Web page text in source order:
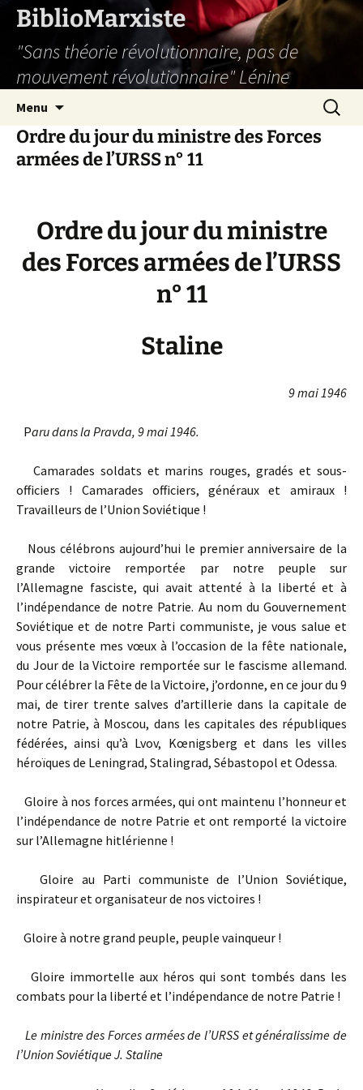
Aller
contenu
BiblioMarxiste
"Sans théorie révolutionnaire, pas de
mouvement révolutionnaire" Lénine
Menu
Ordre du jour du ministre des Forces
armées de l’URSS n° 11
Ordre du jour du ministre
des Forces armées de l’URSS
n° 11
Staline
9 mai 1946
Paru dans la Pravda, 9 mai 1946.
Camarades soldats et marins rouges, gradés et sous-
officiers ! Camarades officiers, généraux et amiraux !
Travailleurs de l’Union Soviétique !
Nous célébrons aujourd’hui le premier anniversaire de la
grande victoire remportée par notre peuple sur
l’Allemagne fasciste, qui avait attenté à la liberté et à
l’indépendance de notre Patrie. Au nom du Gouvernement
Soviétique et de notre Parti communiste, je vous salue et
vous présente mes vœux à l’occasion de la fête nationale,
du Jour de la Victoire remportée sur le fascisme allemand.
Pour célébrer la Fête de la Victoire, j’ordonne, en ce jour du 9
mai, de tirer trente salves d’artillerie dans la capitale de
notre Patrie, à Moscou, dans les capitales des républiques
fédérées, ainsi qu’à Lvov, Kœnigsberg et dans les villes
héroïques de Leningrad, Stalingrad, Sébastopol et Odessa.
Gloire à nos forces armées, qui ont maintenu l’honneur et
l’indépendance de notre Patrie et ont remporté la victoire
sur l’Allemagne hitlérienne !
Gloire au Parti communiste de l’Union Soviétique,
inspirateur et organisateur de nos victoires !
Gloire à notre grand peuple, peuple vainqueur !
Gloire immortelle aux héros qui sont tombés dans les
combats pour la liberté et l’indépendance de notre Patrie !
Le ministre des Forces armées de l’URSS et généralissime de
l’Union Soviétique J. Staline